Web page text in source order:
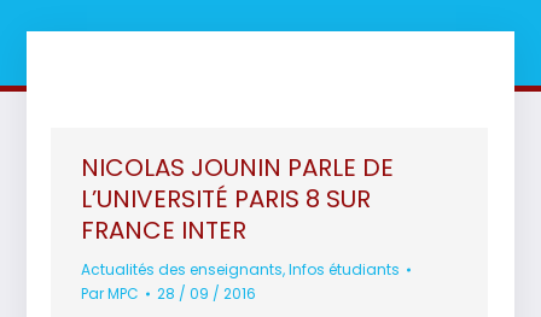
NICOLAS JOUNIN PARLE DE
L’UNIVERSITÉ PARIS 8 SUR
FRANCE INTER
Actualités des enseignants,Infos étudiants
ParMPC 28 / 09 / 2016